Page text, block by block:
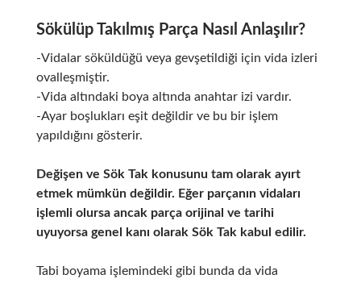
Sökülüp Takılmış Parça Nasıl Anlaşılır?
-Vidalar söküldüğü veya gevşetildiği için vida izleri
ovalleşmiştir.
-Vida altındaki boya altında anahtar izi vardır.
-Ayar boşlukları eşit değildir ve bu bir işlem
yapıldığını gösterir.
Değişen ve Sök Tak konusunu tam olarak ayırt
etmek mümkün değildir. Eğer parçanın vidaları
işlemli olursa ancak parça orijinal ve tarihi
uyuyorsa genel kanı olarak Sök Tak kabul edilir.
Tabi boyama işlemindeki gibi bunda da vida